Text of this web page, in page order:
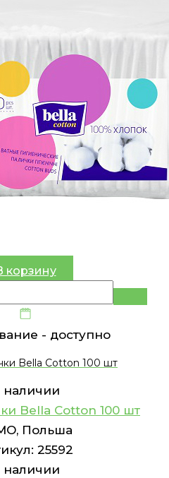
корзину
- доступно
Bella Cotton 100 шт
наличии
Bella Cotton 100 шт
Польша
25592
наличии